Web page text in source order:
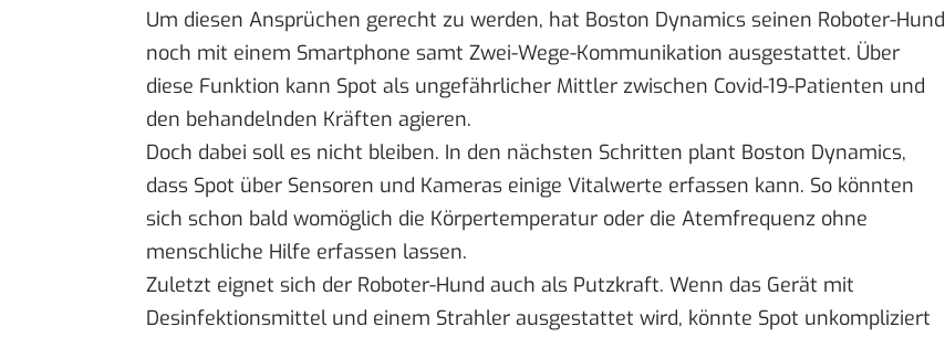
Um diesen Ansprüchen gerecht zu werden, hat Boston Dynamics seinen Roboter-Hund
noch mit einem Smartphone samt Zwei-Wege-Kommunikation ausgestattet. Über
diese Funktion kann Spot als ungefährlicher Mittler zwischen Covid-19-Patienten und
den behandelnden Kräften agieren.
Doch dabei soll es nicht bleiben. In den nächsten Schritten plant Boston Dynamics,
dass Spot über Sensoren und Kameras einige Vitalwerte erfassen kann. So könnten
sich schon bald womöglich die Körpertemperatur oder die Atemfrequenz ohne
menschliche Hilfe erfassen lassen.
Zuletzt eignet sich der Roboter-Hund auch als Putzkraft. Wenn das Gerät mit
Desinfektionsmittel und einem Strahler ausgestattet wird, könnte Spot unkompliziert